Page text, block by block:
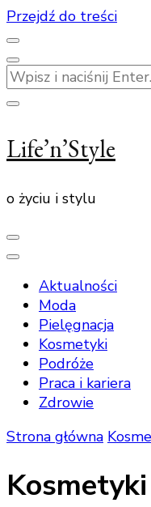
Przejdź do treści
Szukasz
czegoś?
Life’n’Style
o życiu i stylu
Aktualności
Moda
Pielęgnacja
Kosmetyki
Podróże
Praca i kariera
Zdrowie
Strona główna
Kosmetyki